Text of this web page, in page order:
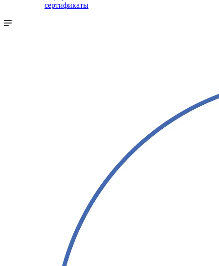
сертификаты